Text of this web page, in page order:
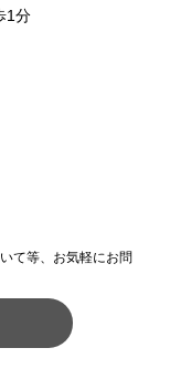
1分
て等、お気軽にお問